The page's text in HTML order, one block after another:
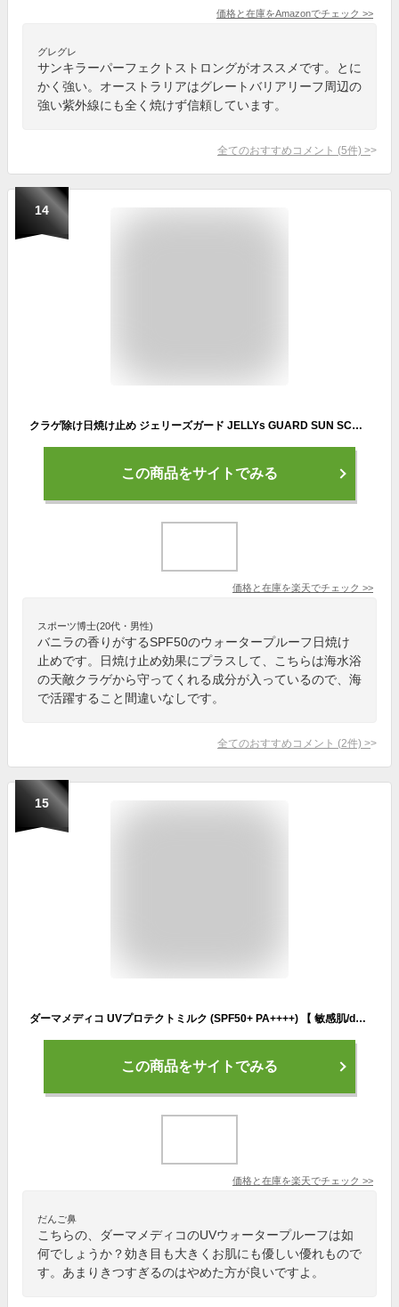
価格と在庫をAmazonでチェック >>
グレグレ
サンキラーパーフェクトストロングがオススメです。とに
かく強い。オーストラリアはグレートバリアリーフ周辺の
強い紫外線にも全く焼けず信頼しています。
全てのおすすめコメント (5件) >
14
クラゲ除け日焼け止め ジェリーズガード JELLYs GUARD SUN SCREEN SPF50 ウォータープルーフ マリンスポーツ 海水浴 サーフィン クラゲ対策
この商品をサイトでみる
価格と在庫を楽天でチェック >>
スポーツ博士(20代・男性)
バニラの香りがするSPF50のウォータープルーフ日焼け
止めです。日焼け止め効果にプラスして、こちらは海水浴
の天敵クラゲから守ってくれる成分が入っているので、海
で活躍すること間違いなしです。
全てのおすすめコメント (2件) >
15
ダーマメディコ UVプロテクトミルク (SPF50+ PA++++) 【 敏感肌/derma medico/日焼け止め/日焼止め/ウォータープルーフ/UV/乳液】【おすすめ】【メール便】
この商品をサイトでみる
価格と在庫を楽天でチェック >>
だんご鼻
こちらの、ダーマメディコのUVウォータープルーフは如
何でしょうか？効き目も大きくお肌にも優しい優れもので
す。あまりきつすぎるのはやめた方が良いですよ。